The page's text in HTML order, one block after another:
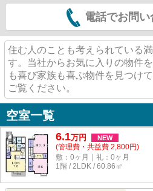
電話でお問
住む人のことも考えられている
す。当社からお気に入りの物件
も喜び家族も喜ぶ物件を見つけ
ご覧ください。
空室一覧
6.1万円 NEW
(管理費・共益費 2,800円)
敷：0ヶ月｜礼：0ヶ月
1階 / 2LDK / 60.86㎡